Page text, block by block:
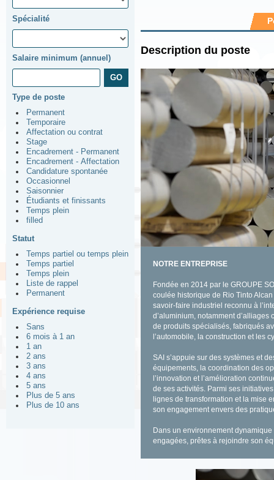
Spécialité
Salaire minimum (annuel)
Type de poste
Permanent
Temporaire
Affectation ou contrat
Stage
Encadrement - Permanent
Encadrement - Affectation
Candidature spontanée
Occasionnel
Saisonnier
Étudiants et finissants
Temps plein
filled
Statut
Temps partiel ou temps plein
Temps partiel
Temps plein
Liste de rappel
Permanent
Expérience requise
Sans
6 mois à 1 an
1 an
2 ans
3 ans
4 ans
5 ans
Plus de 5 ans
Plus de 10 ans
Description du poste
NOTRE ENTREPRISE
Fondée en 2014 par le GROUPE
coulée historique de Rio Tinto
savoir-faire industriel reconnu à
d’aluminium, notamment
de produits spécialisés, fabriqués
l’automobile, la construction et les
SAI s’appuie sur des systèmes et
équipements, la coordination des
l’innovation et l’amélioration
de ses activités. Parmi ses
lignes de transformation et la mise
son engagement envers des
Dans un environnement
engagées, prêtes à rejoindre son